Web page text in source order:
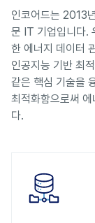
인코어드는 2013
문 IT 기업입니다.
한 에너지 데이터
인공지능 기반 최
같은 핵심 기술을
최적화함으로써
다.